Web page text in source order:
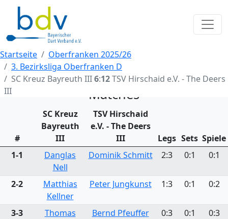
Startseite
Oberfranken 2025/26
3. Bezirksliga Oberfranken D
SC Kreuz Bayreuth III6:12TSV Hirschaid e.V. - The Deers
III
Matches
#
SC Kreuz
Bayreuth
III
TSV Hirschaid
e.V. - The Deers
III
Legs Sets Spiele
1-1
Danglas
Nell
Dominik Schmitt 2:3 0:1 0:1
2-2
Matthias
Kellner
Peter Jungkunst 1:3 0:1 0:2
3-3
Thomas
Bernd Pfeuffer 0:3 0:1 0:3